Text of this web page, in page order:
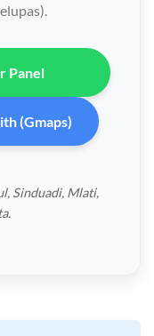
Panel
(Gmaps)
Sinduadi, Mlati,